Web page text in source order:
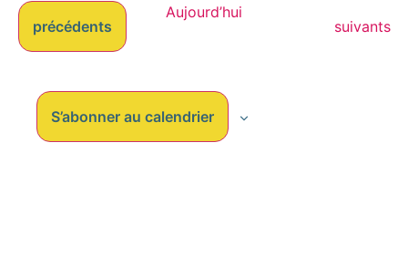
Évènements
précédents
Aujourd’hui
suivants
S’abonner au calendrier